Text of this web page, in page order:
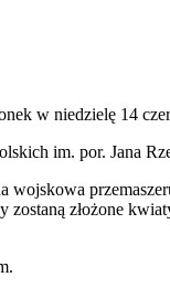
w niedzielę 14
im. por. Jana
złożone